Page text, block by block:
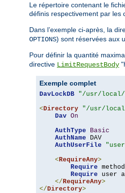
Le répertoire contenant le
définis respectivement par les
Dans l’exemple ci-après, la
OPTIONS) sont réservées aux
Pour définir la quantité
directive LimitRequestBody
Exemple complet
DavLockDB "/usr/local/
<Directory "/usr/local/
Dav On
AuthType
Basic
AuthName DAV
AuthUserFile
< RequireAny>
Require
Require user
</ RequireAny>
</Directory>